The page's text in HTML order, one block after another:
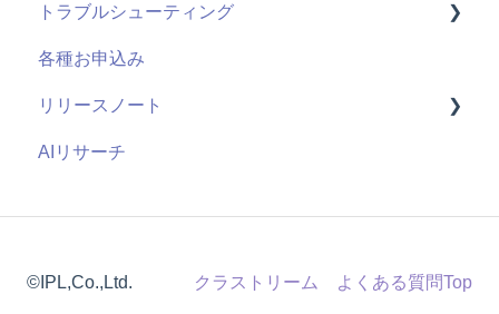
ユーザーID
管理機能：管理サイト
アンケート機能
視聴履歴
用語
システム仕様
お申し込み・導入
はじめに
ライブ配信
ユーザー管理機能
コンテンツ管理機能
トラブルシューティング
視聴ページ
管理サイト
各種お申込み
リリースノート
2026年度
2023年度
AIリサーチ
©IPL,Co.,Ltd. クラストリーム よくある質問Top